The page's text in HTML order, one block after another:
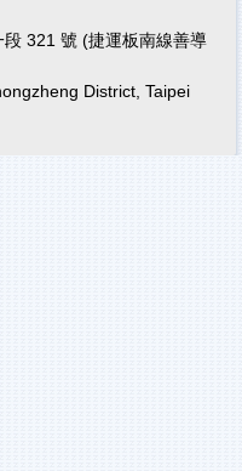
321 號 (捷運板南線善導
District, Taipei